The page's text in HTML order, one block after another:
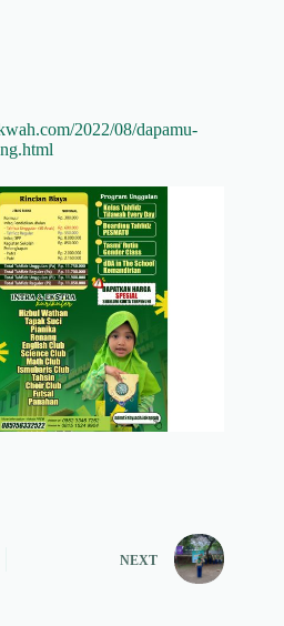
2022/08/dapamu-
NEXT